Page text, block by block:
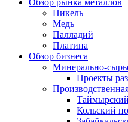
Обзор рынка металлов
Никель
Медь
Палладий
Платина
Обзор бизнеса
Минерально-
Проекты
Кольский